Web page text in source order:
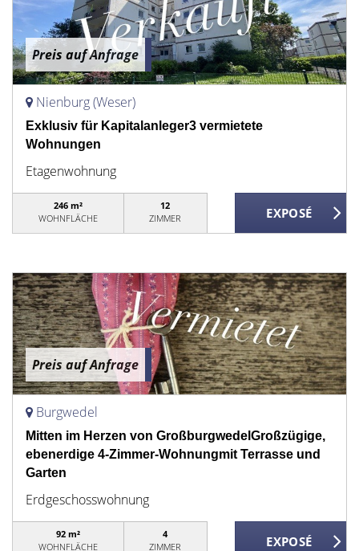
Preis auf Anfrage
Nienburg (Weser)
Exklusiv für Kapitalanleger3 vermietete
Wohnungen
Etagenwohnung
246 m²
WOHNFLÄCHE
12
ZIMMER
Preis auf Anfrage
Burgwedel
Mitten im Herzen von GroßburgwedelGroßzügige,
ebenerdige 4-Zimmer-Wohnungmit Terrasse und
Garten
Erdgeschosswohnung
92 m²
WOHNFLÄCHE
4
ZIMMER